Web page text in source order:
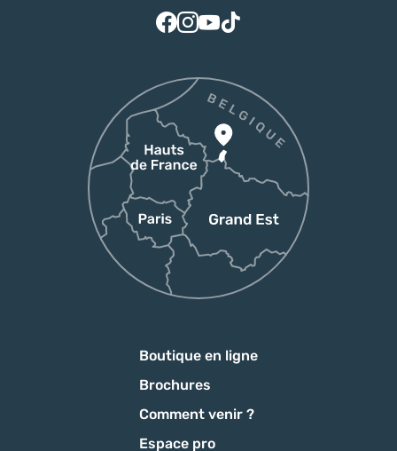
Suivez-nous sur Facebook
Suivez-nous sur Instagram
Suivez-nous sur Youtube
Suivez-nous sur Tiktok
Boutique en ligne
Brochures
Comment venir ?
Espace pro